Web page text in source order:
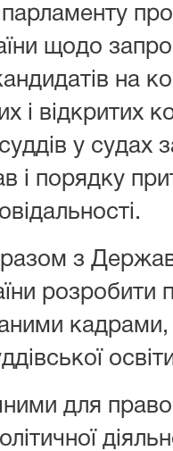
щодо
на
і відкритих
у судах
і порядку
разом з
розробити
для